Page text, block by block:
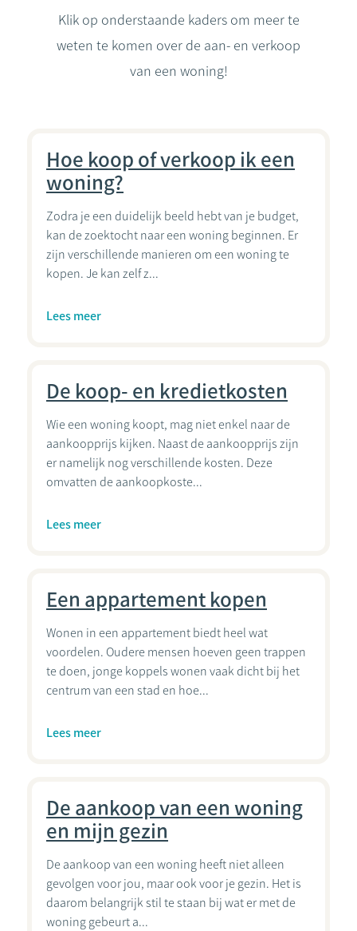
Klik op onderstaande kaders om meer te
weten te komen over de aan- en verkoop
van een woning!
Hoe koop of verkoop ik een
woning?
Zodra je een duidelijk beeld hebt van je budget,
kan de zoektocht naar een woning beginnen. Er
zijn verschillende manieren om een woning te
kopen. Je kan zelf z...
Lees meer
De koop- en kredietkosten
Wie een woning koopt, mag niet enkel naar de
aankoopprijs kijken. Naast de aankoopprijs zijn
er namelijk nog verschillende kosten. Deze
omvatten de aankoopkoste...
Lees meer
Een appartement kopen
Wonen in een appartement biedt heel wat
voordelen. Oudere mensen hoeven geen trappen
te doen, jonge koppels wonen vaak dicht bij het
centrum van een stad en hoe...
Lees meer
De aankoop van een woning
en mijn gezin
De aankoop van een woning heeft niet alleen
gevolgen voor jou, maar ook voor je gezin. Het is
daarom belangrijk stil te staan bij wat er met de
woning gebeurt a...